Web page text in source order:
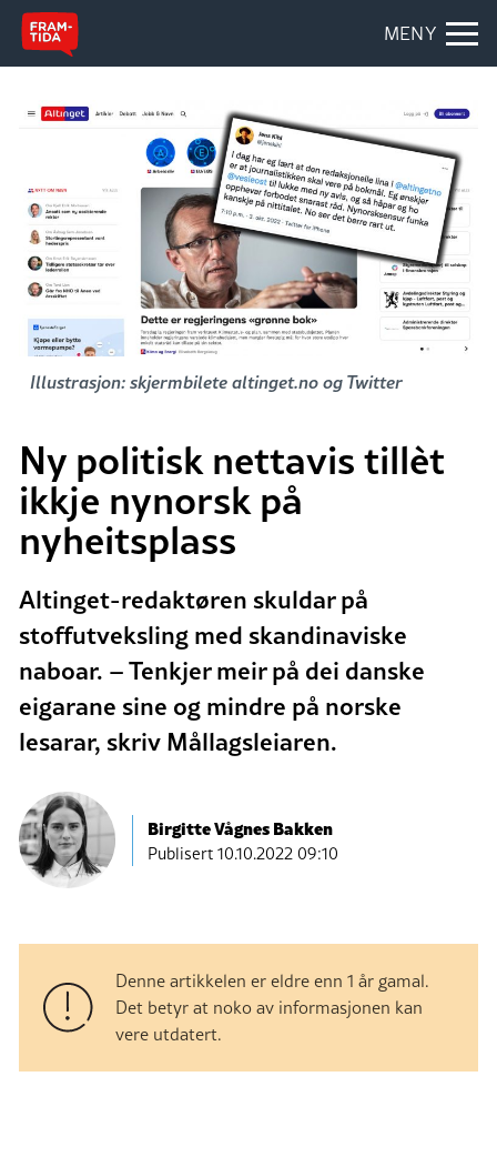
MENY
Illustrasjon: skjermbilete altinget.no og Twitter
Ny politisk nettavis tillèt
ikkje nynorsk på
nyheitsplass
Altinget-redaktøren skuldar på
stoffutveksling med skandinaviske
naboar. – Tenkjer meir på dei danske
eigarane sine og mindre på norske
lesarar, skriv Mållagsleiaren.
Birgitte Vågnes Bakken
Publisert10.10.2022 09:10
Denne artikkelen er eldre enn 1 år gamal.
Det betyr at noko av informasjonen kan
vere utdatert.